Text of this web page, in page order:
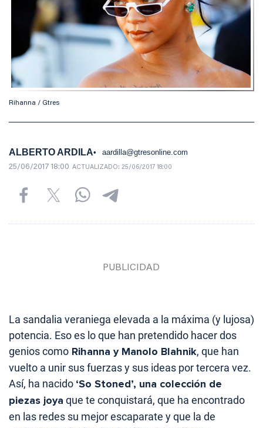
Rihanna / Gtres
ALBERTO ARDILA aardilla@gtresonline.com
25/06/2017 18:00 ACTUALIZADO: 25/06/2017 18:00
La sandalia veraniega elevada a la máxima (y lujosa)
potencia. Eso es lo que han pretendido hacer dos
genios como Rihanna y Manolo Blahnik, que han
vuelto a unir sus fuerzas y sus ideas por tercera vez.
Así, ha nacido ‘So Stoned’, una colección de
piezas joya que te conquistará, que ha encontrado
en las redes su mejor escaparate y que la de